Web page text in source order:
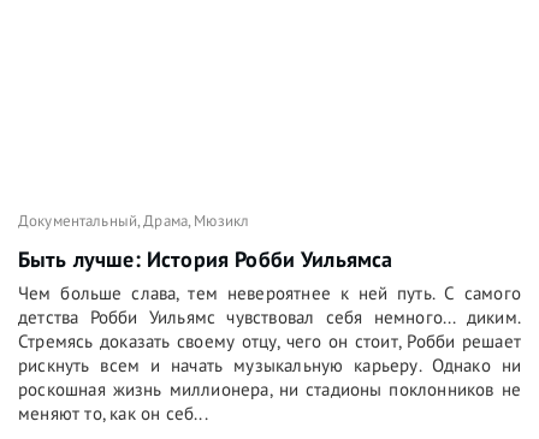
Документальный,Драма,Мюзикл
Быть лучше: История Робби Уильямса
Чем больше слава, тем невероятнее к ней путь. С самого
детства Робби Уильямс чувствовал себя немного... диким.
Стремясь доказать своему отцу, чего он стоит, Робби решает
рискнуть всем и начать музыкальную карьеру. Однако ни
роскошная жизнь миллионера, ни стадионы поклонников не
меняют то, как он себ...